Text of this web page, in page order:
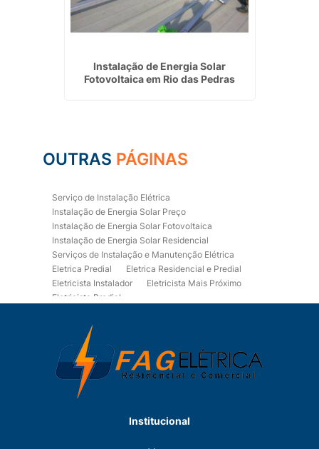
Instalação de Energia Solar
Fotovoltaica em Rio das Pedras
OUTRAS PÁGINAS
Serviço de Instalação Elétrica
Instalação de Energia Solar Preço
Instalação de Energia Solar Fotovoltaica
Instalação de Energia Solar Residencial
Serviços de Instalação e Manutenção Elétrica
Eletrica Predial
Eletrica Residencial e Predial
Eletricista Instalador
Eletricista Mais Próximo
Eletricista Predial
Eletricista Residencial
Eletricista Residencial E Predial
Eletricistas de Manutenção
Empresa de Instalações Elétricas
Empresa de Manutenção Eletrica
Empresa de Prestação de Serviços Eletricos
Fiação para Instalação Eletrica Residencial
Institucional